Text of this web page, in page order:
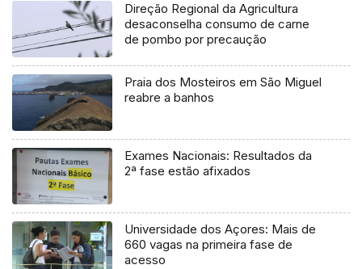
Direção Regional da Agricultura
desaconselha consumo de carne
de pombo por precaução
Praia dos Mosteiros em São Miguel
reabre a banhos
Exames Nacionais: Resultados da
2ª fase estão afixados
Universidade dos Açores: Mais de
660 vagas na primeira fase de
acesso